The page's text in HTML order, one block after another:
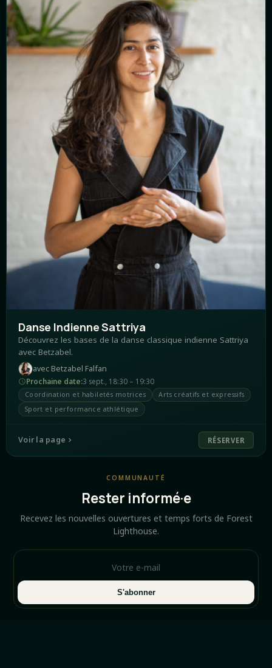
Danse Indienne Sattriya
Découvrez les bases de la danse classique indienne Sattriya
avec Betzabel.
avec Betzabel Falfan
Prochaine date:3 sept. 18:30 – 19:30
Coordination et habiletés motrices
Arts créatifs et expressifs
Sport et performance athlétique
Voir la page RÉSERVER
COMMUNAUTÉ
Rester informé·e
Recevez les nouvelles ouvertures et temps forts de Forest
Lighthouse.
S'abonner